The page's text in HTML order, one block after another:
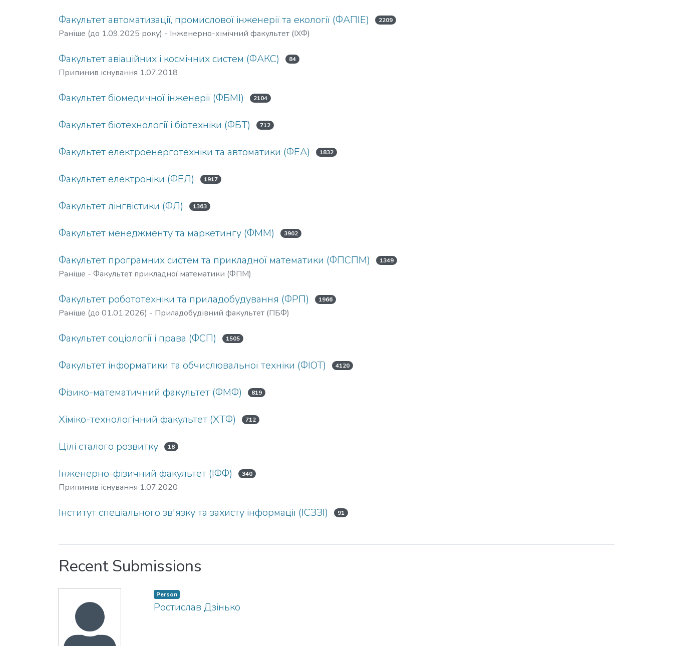
Факультет автоматизації, промислової інженерії та екології (ФАПІЕ) 2209
Раніше (до 1.09.2025 року) - Інженерно-хімічний факультет (ІХФ)
Факультет авіаційних і космічних систем (ФАКС) 84
Припинив існування 1.07.2018
Факультет біомедичної інженерії (ФБМІ) 2104
Факультет біотехнології і біотехніки (ФБТ) 712
Факультет електроенерготехніки та автоматики (ФЕА) 1832
Факультет електроніки (ФЕЛ) 1917
Факультет лінгвістики (ФЛ) 1363
Факультет менеджменту та маркетингу (ФММ) 3902
Факультет програмних систем та прикладної математики (ФПСПМ) 1349
Раніше - Факультет прикладної математики (ФПМ)
Факультет робототехніки та приладобудування (ФРП) 1966
Раніше (до 01.01.2026) - Приладобудівний факультет (ПБФ)
Факультет соціології і права (ФСП) 1505
Факультет інформатики та обчислювальної техніки (ФІОТ) 4120
Фізико-математичний факультет (ФМФ) 819
Хіміко-технологічний факультет (ХТФ) 712
Цілі сталого розвитку 18
Інженерно-фізичний факультет (ІФФ) 340
Припинив існування 1.07.2020
Інститут спеціального зв'язку та захисту інформації (ІСЗЗІ) 91
Recent Submissions
Person
Ростислав Дзінько